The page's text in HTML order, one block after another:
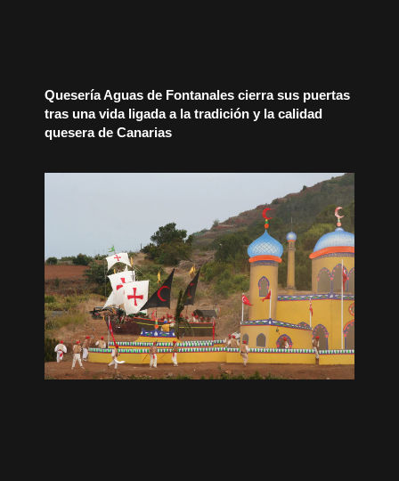
Quesería Aguas de Fontanales cierra sus puertas
tras una vida ligada a la tradición y la calidad
quesera de Canarias